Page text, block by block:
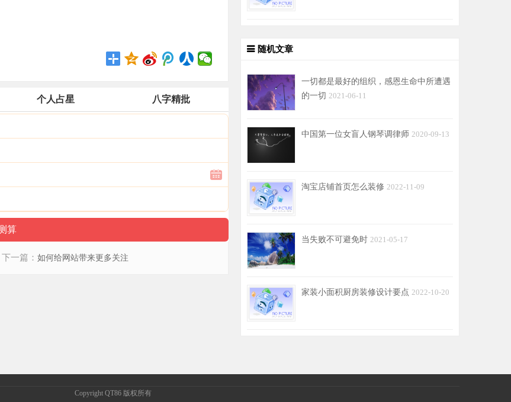
个人占星 八字精批
下一篇：如何给网站带来更多关注
随机文章
一切都是最好的组织，感恩生命中所遭遇
的一切 2021-06-11
中国第一位女盲人钢琴调律师 2020-09-13
淘宝店铺首页怎么装修 2022-11-09
当失败不可避免时 2021-05-17
家装小面积厨房装修设计要点 2022-10-20
Copyright QT86 版权所有